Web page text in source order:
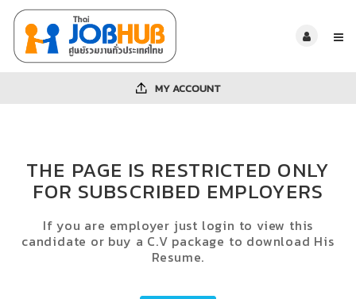
MY ACCOUNT
THE PAGE IS RESTRICTED ONLY
FOR SUBSCRIBED EMPLOYERS
If you are employer just login to view this
candidate or buy a C.V package to download His
Resume.